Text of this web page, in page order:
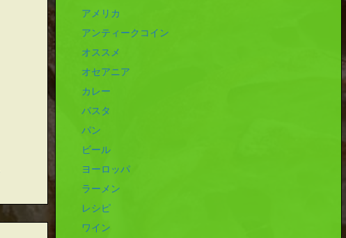
アメリカ
アンティークコイン
オススメ
オセアニア
カレー
パスタ
パン
ビール
ヨーロッパ
ラーメン
レシピ
ワイン